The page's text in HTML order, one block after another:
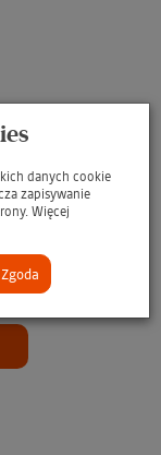
0.5oz #05
tusz ...
danych cookie
zapisywanie
Więcej
Zgoda